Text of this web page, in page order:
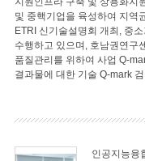
및 중핵기업을 육성하여 지역
ETRI 신기술설명회 개최, 중
수행하고 있으며, 호남권연구
품질관리를 위하여 사업 Q-
결과물에 대한 기술 Q-mark
인공지능융